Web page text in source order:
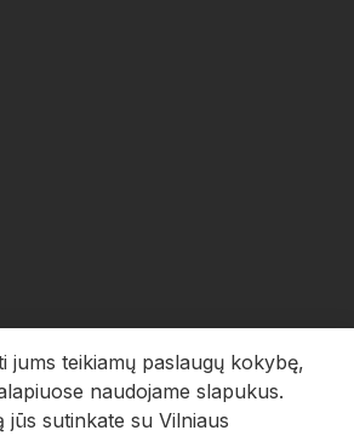
01122, Vilnius
jums teikiamų paslaugų kokybę,
naudojame slapukus.
jūs sutinkate su Vilniaus